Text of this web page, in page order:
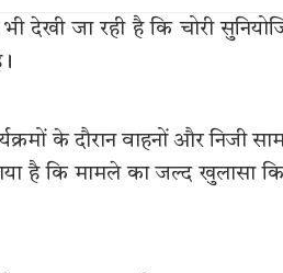
जा रही है कि चोरी
के दौरान वाहनों और निजी
है कि मामले का जल्द खुलासा